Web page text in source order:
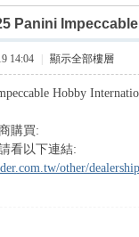
Panini
14:04 顯示全部樓層
Hobby
購買:
看以下連結:
other/